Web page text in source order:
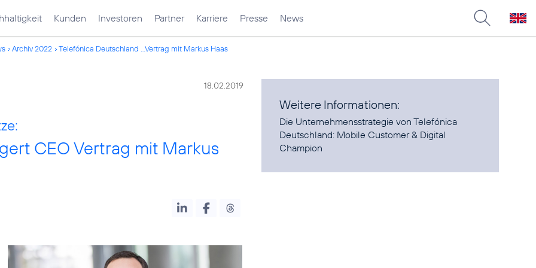
Kunden Investoren Partner Karriere Presse News
Archiv 2022 Telefónica Deutschland ...Vertrag mit Markus Haas
18.02.2019
CEO Vertrag mit Markus
Weitere Informationen:
Die Unternehmensstrategie von Telefónica
Deutschland: Mobile Customer & Digital
Champion